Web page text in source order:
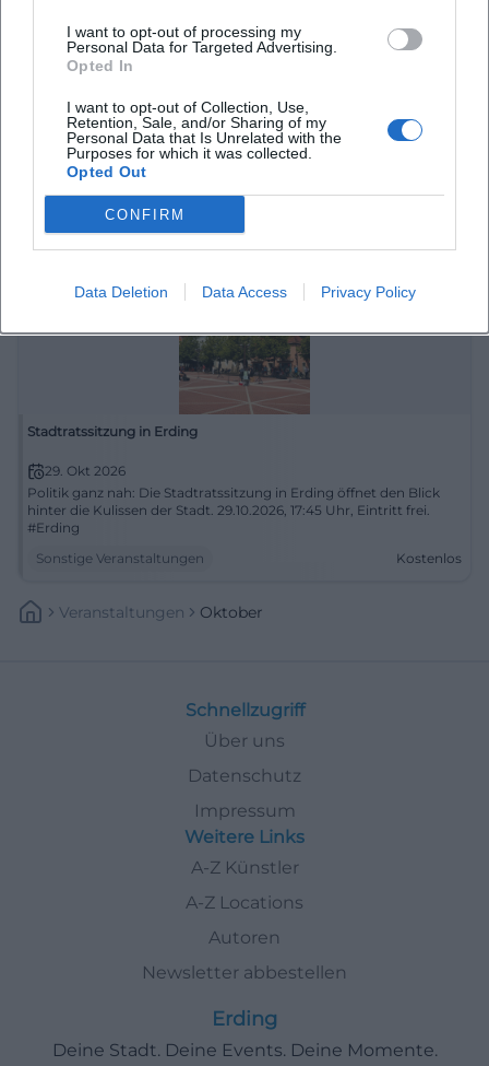
I want to opt-out of processing my
Personal Data for Targeted Advertising.
Opted In
I want to opt-out of Collection, Use,
Retention, Sale, and/or Sharing of my
Personal Data that Is Unrelated with the
Purposes for which it was collected.
Opted Out
CONFIRM
Data Deletion Data Access Privacy Policy
Stadtentwicklungsausschuss im Rathaus Erding
26. Okt 2026
Kommunalpolitik hautnah: Der Stadtentwicklungsausschuss tagt
im Rathaus Erding. Am 26.10.2026 ab 17:45 Uhr geht es um die
Zukunft der Stadt. #Erding
Sonstige Veranstaltungen
Stadtratssitzung in Erding
29. Okt 2026
Politik ganz nah: Die Stadtratssitzung in Erding öffnet den Blick
hinter die Kulissen der Stadt. 29.10.2026, 17:45 Uhr, Eintritt frei.
#Erding
Sonstige Veranstaltungen
Kostenlos
Veranstaltungen Oktober
Schnellzugriff
Über uns
Datenschutz
Impressum
Weitere Links
A-Z Künstler
A-Z Locations
Autoren
Newsletter abbestellen
Erding
Deine Stadt. Deine Events. Deine Momente.